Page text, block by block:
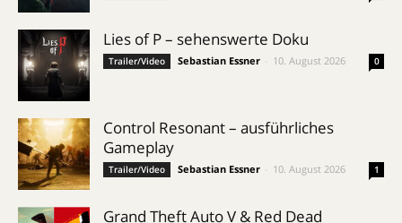
Lies of P – sehenswerte Doku
Trailer/Video Sebastian Essner 10. August 2026 0
Control Resonant – ausführliches
Gameplay
Trailer/Video Sebastian Essner 10. August 2026 1
Grand Theft Auto V & Red Dead